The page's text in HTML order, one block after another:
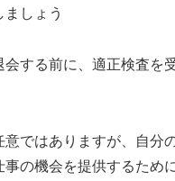
ましょう
会する前に、適正検査を
意ではありますが、自分
事の機会を提供するため